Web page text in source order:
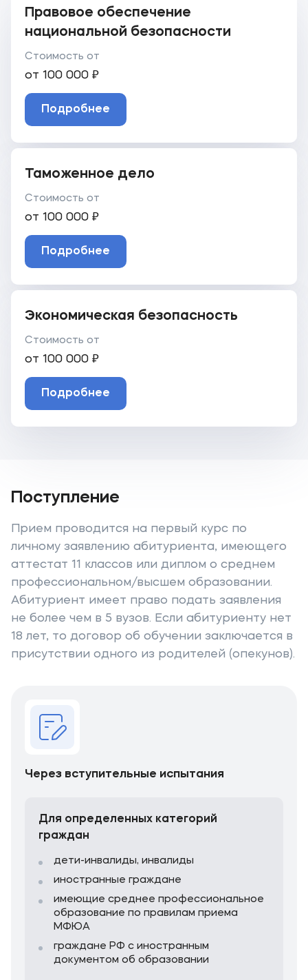
Правовое обеспечение
национальной безопасности
Стоимость от
от 100 000 ₽
Подробнее
Таможенное дело
Стоимость от
от 100 000 ₽
Подробнее
Экономическая безопасность
Стоимость от
от 100 000 ₽
Подробнее
Поступление
Прием проводится на первый курс по
личному заявлению абитуриента, имеющего
аттестат 11 классов или диплом о среднем
профессиональном/высшем образовании.
Абитуриент имеет право подать заявления
не более чем в 5 вузов. Если абитуриенту нет
18 лет, то договор об обучении заключается в
присутствии одного из родителей (опекунов).
Через вступительные испытания
Для определенных категорий
граждан
дети-инвалиды, инвалиды
иностранные граждане
имеющие среднее профессиональное
образование по правилам приема
МФЮА
граждане РФ с иностранным
документом об образовании